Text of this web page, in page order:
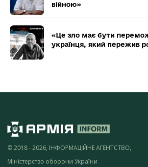
війною»
«Це зло має бути
українця, який пережив
© 2018 - 2026, ІНФОРМАЦІЙНЕ АГЕНТСТВО,
Міністерство оборони України